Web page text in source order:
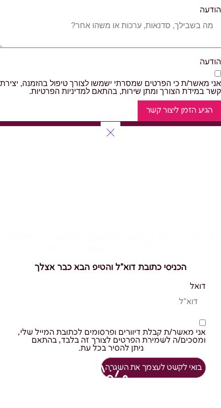
הודעה
הודעה
אני מאשר/ת כי הפרטים שמסרתי ישמשו לצורך טיפול בהזמנה, יצירת
קשר במידת הצורך ומתן שירות, בהתאם למדיניות הפרטיות.
הגיע הזמן ליצור קשר
הכניסי כתובת דוא"ל והטיפ הבא כבר אצלך
דואל
אני מאשר/ת קבלת דיוורים ופרסומים לכתובת המייל שלי,
ומסכים/ה לשמירת הפרטים לצורך זה בלבד, בהתאם
למדיניות הפרטיותניתן להסיר בכל עת.
בואי לקשט לעצמך את השגרה